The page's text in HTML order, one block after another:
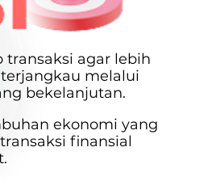
transaksi agar lebih
melalui
bekelanjutan.
ekonomi yang
finansial
.